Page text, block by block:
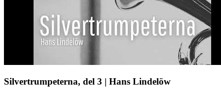
Silvertrumpeterna, del 3 | Hans Lindelöw